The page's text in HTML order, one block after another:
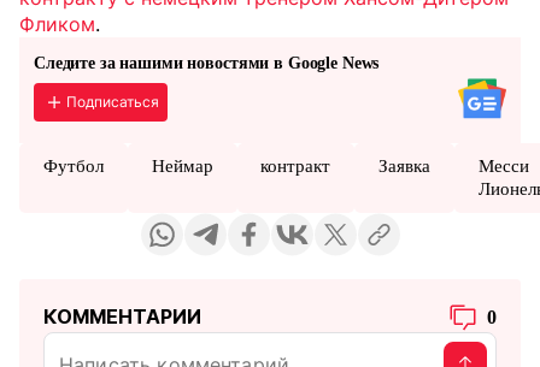
Фликом.
Следите за нашими новостями в Google News
Подписаться
Футбол Неймар контракт Заявка
Месси
КОММЕНТАРИИ 0